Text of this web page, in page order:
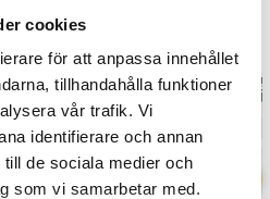
cookies
för att anpassa innehållet
tillhandahålla funktioner
vår trafik. Vi
identifierare och annan
de sociala medier och
som vi samarbetar med.